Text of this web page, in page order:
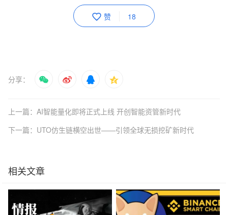
赞 18
分享：
上一篇：AI智能量化即将正式上线 开创智能资管新时代
下一篇：UTO仿生链横空出世——引领全球无损挖矿新时代
相关文章